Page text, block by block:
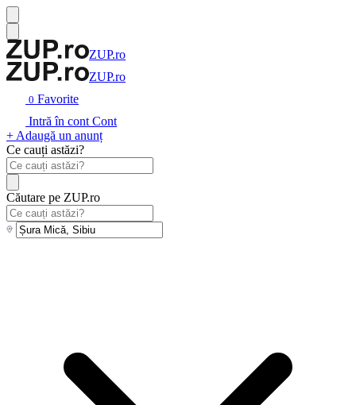
ZUP.ro
ZUP.ro
0 Favorite
Intră în cont Cont
+ Adaugă un anunț
Ce cauți astăzi?
Căutare pe ZUP.ro